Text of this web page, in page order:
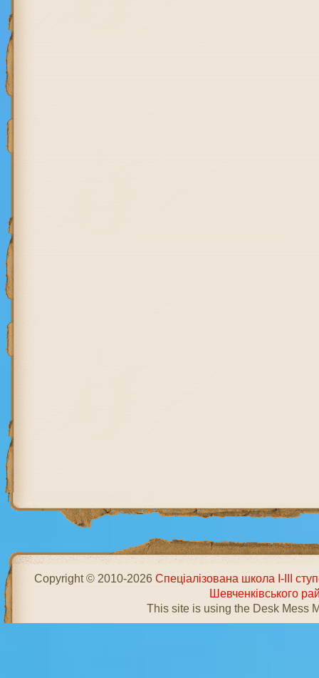
Copyright © 2010-2026Спеціалізована школа І-ІІІ
Шевченківського
This site is using the Desk Mess